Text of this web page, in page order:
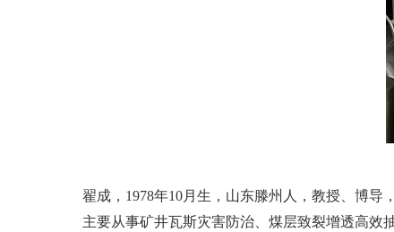
翟成，1978年10月生，山东滕州人，教授、博导
主要从事矿井瓦斯灾害防治、煤层致裂增透高效